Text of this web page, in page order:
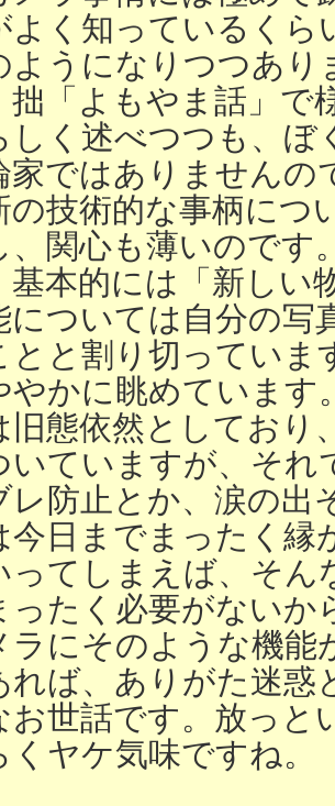
よく知っているくら
ようになりつつあり
「よもやま話」で
しく述べつつも、ぼ
家ではありませんの
の技術的な事柄につ
、関心も薄いのです
本的には「新しい
については自分の写
とと割り切っていま
やかに眺めています
旧態依然としており
いていますが、それ
レ防止とか、涙の出
今日までまったく縁
ってしまえば、そん
ったく必要がない
ラにそのような機
れば、ありがた迷惑
お世話です。放っと
くヤケ気味ですね。